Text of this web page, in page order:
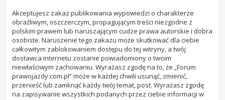
Akceptujesz zakaz publikowania wypowiedzi o charakterze
obraźliwym, oszczerczym, propagującym treści niezgodne z
polskim prawem lub naruszającym cudze prawa autorskie i dobra
osobiste. Naruszenie tego zakazu może skutkować dla ciebie
całkowitym zablokowaniem dostępu do tej witryny, a twój
dostawca internetu zostanie powiadomiony o twoim
niewłaściwym zachowaniu. Wyrażasz zgodę na to, że „Forum
prawojazdy.com.pl” może w każdej chwili usunąć, zmienić,
przenieść lub zamknąć każdy twój temat, post. Wyrażasz zgodę
na zapisywanie wszystkich podanych przez ciebie informacji w